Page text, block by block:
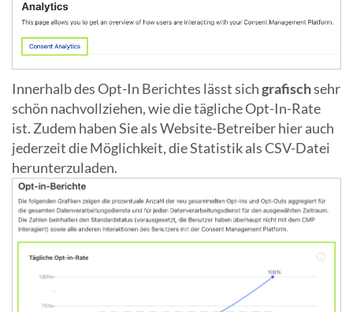
Innerhalb des Opt-In Berichtes lässt sichgrafischsehr
schön nachvollziehen, wie die tägliche Opt-In-Rate
ist. Zudem haben Sie als Website-Betreiber hier auch
jederzeit die Möglichkeit, die Statistik als CSV-Datei
herunterzuladen.